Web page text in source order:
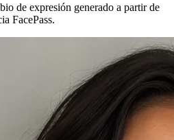
de expresión generado a partir de
FacePass.